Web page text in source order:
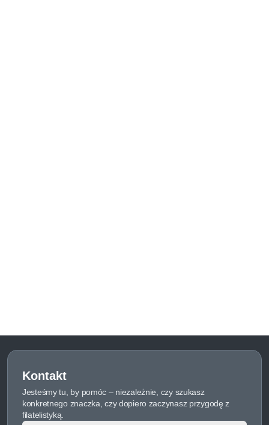
Kontakt
Jesteśmy tu, by pomóc – niezależnie, czy szukasz
konkretnego znaczka, czy dopiero zaczynasz przygodę z
filatelistyką.